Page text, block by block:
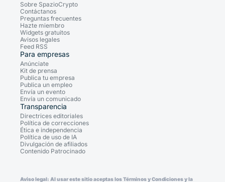
Sobre SpazioCrypto
Contáctanos
Preguntas frecuentes
Hazte miembro
Widgets gratuitos
Avisos legales
Feed RSS
Para empresas
Anúnciate
Kit de prensa
Publica tu empresa
Publica un empleo
Envía un evento
Envía un comunicado
Transparencia
Directrices editoriales
Política de correcciones
Ética e independencia
Política de uso de IA
Divulgación de afiliados
Contenido Patrocinado
Aviso legal: Al usar este sitio aceptas los Términos y Condiciones y la